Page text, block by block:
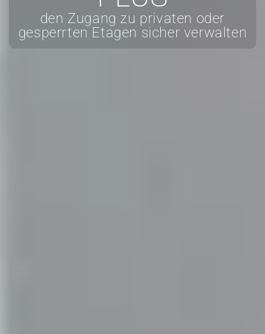
den Zugang zu privaten oder
gesperrten Etagen sicher verwalten